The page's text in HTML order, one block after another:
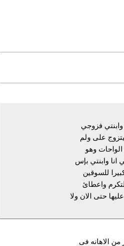
وابنتي فزوجي
على ولم
وهو
وابنتي بإس
للسوقين
واعطائ
حتى الان ولا
الاهانه فى